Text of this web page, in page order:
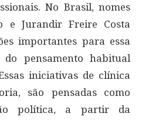
No Brasil, nomes
e Jurandir Freire Costa
importantes para essa
pensamento habitual
iniciativas de clínica
são pensadas como
política, a partir da